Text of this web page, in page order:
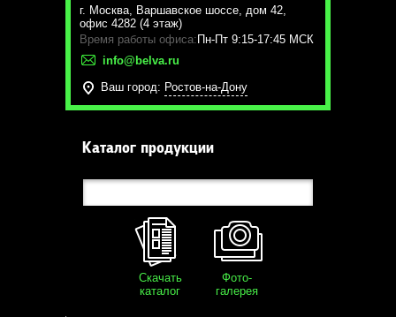
г. Москва, Варшавское шоссе, дом 42,
офис 4282 (4 этаж)
Время работы офиса: Пн-Пт 9:15-17:45 МСК
info@belva.ru
Ваш город: Ростов-на-Дону
Каталог продукции
Скачать
каталог
Фото-
галерея